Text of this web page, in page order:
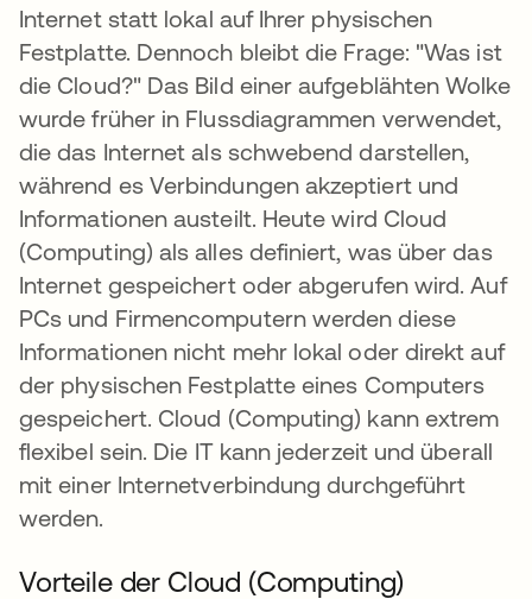
Internet statt lokal auf Ihrer physischen
Festplatte. Dennoch bleibt die Frage: "Was ist
die Cloud?" Das Bild einer aufgeblähten Wolke
wurde früher in Flussdiagrammen verwendet,
die das Internet als schwebend darstellen,
während es Verbindungen akzeptiert und
Informationen austeilt. Heute wird Cloud
(Computing) als alles definiert, was über das
Internet gespeichert oder abgerufen wird. Auf
PCs und Firmencomputern werden diese
Informationen nicht mehr lokal oder direkt auf
der physischen Festplatte eines Computers
gespeichert. Cloud (Computing) kann extrem
flexibel sein. Die IT kann jederzeit und überall
mit einer Internetverbindung durchgeführt
werden.
Vorteile der Cloud (Computing)